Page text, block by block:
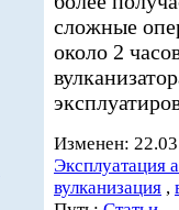
сложные
около 2
Изменен:
Эксплуатация
вулканизация ,